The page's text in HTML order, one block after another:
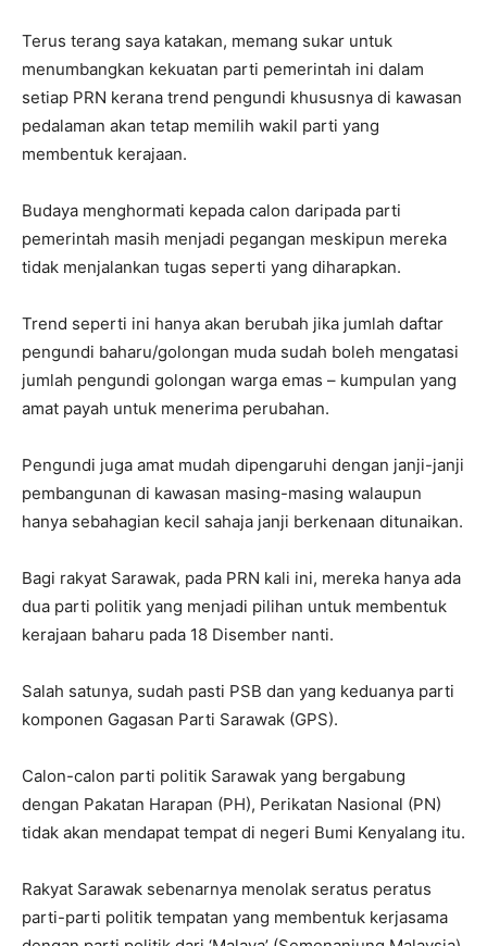
Terus terang saya katakan, memang sukar untuk
menumbangkan kekuatan parti pemerintah ini dalam
setiap PRN kerana trend pengundi khususnya di kawasan
pedalaman akan tetap memilih wakil parti yang
membentuk kerajaan.
Budaya menghormati kepada calon daripada parti
pemerintah masih menjadi pegangan meskipun mereka
tidak menjalankan tugas seperti yang diharapkan.
Trend seperti ini hanya akan berubah jika jumlah daftar
pengundi baharu/golongan muda sudah boleh mengatasi
jumlah pengundi golongan warga emas – kumpulan yang
amat payah untuk menerima perubahan.
Pengundi juga amat mudah dipengaruhi dengan janji-janji
pembangunan di kawasan masing-masing walaupun
hanya sebahagian kecil sahaja janji berkenaan ditunaikan.
Bagi rakyat Sarawak, pada PRN kali ini, mereka hanya ada
dua parti politik yang menjadi pilihan untuk membentuk
kerajaan baharu pada 18 Disember nanti.
Salah satunya, sudah pasti PSB dan yang keduanya parti
komponen Gagasan Parti Sarawak (GPS).
Calon-calon parti politik Sarawak yang bergabung
dengan Pakatan Harapan (PH), Perikatan Nasional (PN)
tidak akan mendapat tempat di negeri Bumi Kenyalang itu.
Rakyat Sarawak sebenarnya menolak seratus peratus
parti-parti politik tempatan yang membentuk kerjasama